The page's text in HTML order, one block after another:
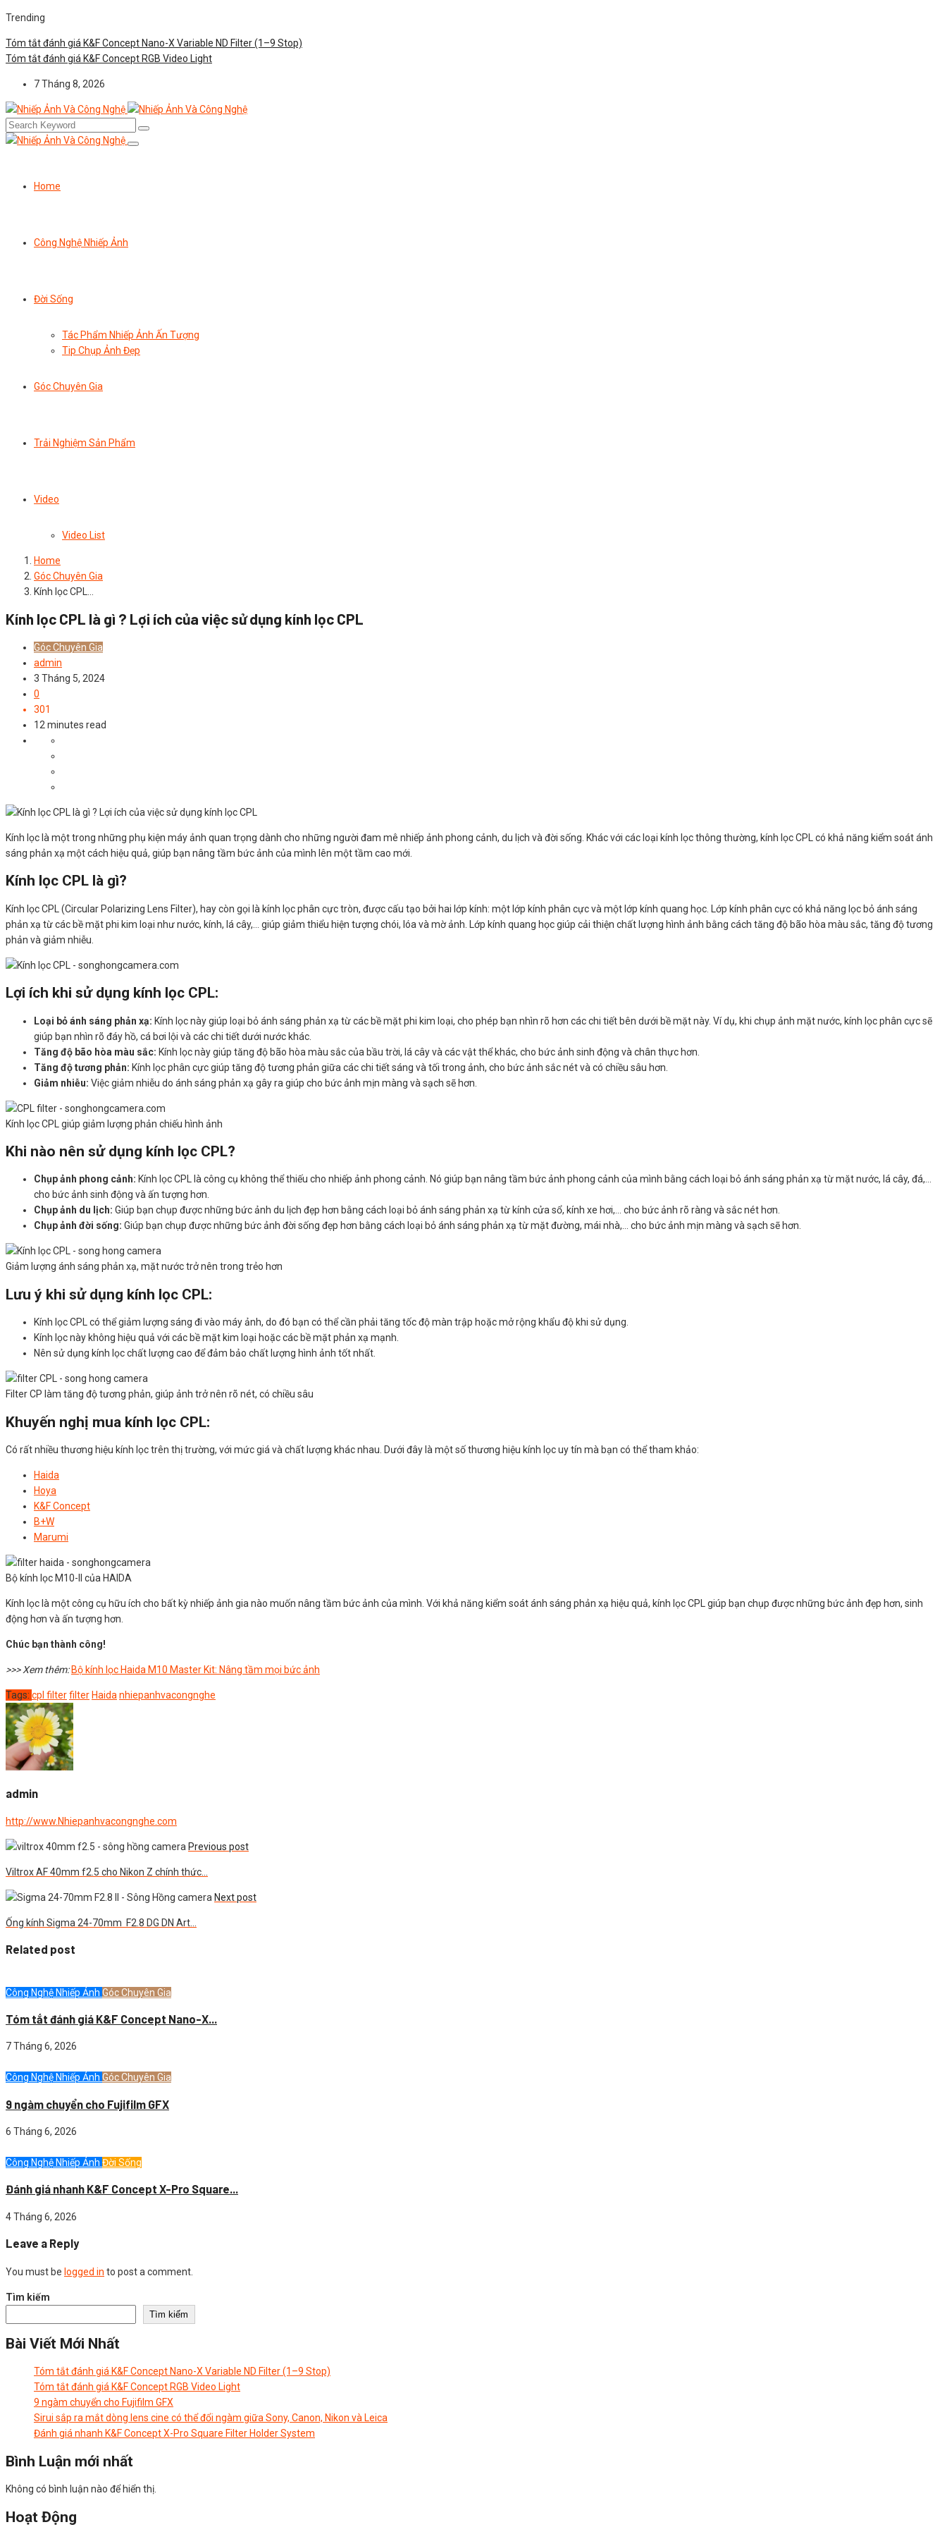
Trending
Tóm tắt đánh giá K&F Concept Nano-X Variable ND Filter (1–9 Stop)
Tóm tắt đánh giá K&F Concept RGB Video Light
7 Tháng 8, 2026
Home
Công Nghệ Nhiếp Ảnh
Đời Sống
Tác Phẩm Nhiếp Ảnh Ấn Tượng
Tip Chụp Ảnh Đẹp
Góc Chuyên Gia
Trải Nghiệm Sản Phẩm
Video
Video List
Home
Góc Chuyên Gia
Kính lọc CPL…
Kính lọc CPL là gì ? Lợi ích của việc sử dụng kính lọc CPL
Góc Chuyên Gia
admin
3 Tháng 5, 2024
0
301
12 minutes read
Kính lọc là một trong những phụ kiện máy ảnh quan trọng dành cho những người đam mê nhiếp ảnh phong cảnh, du lịch và đời sống. Khác với các loại kính lọc thông thường, kính lọc CPL có khả năng kiểm soát ánh
sáng phản xạ một cách hiệu quả, giúp bạn nâng tầm bức ảnh của mình lên một tầm cao mới.
Kính lọc CPL là gì?
Kính lọc CPL (Circular Polarizing Lens Filter), hay còn gọi là kính lọc phân cực tròn, được cấu tạo bởi hai lớp kính: một lớp kính phân cực và một lớp kính quang học. Lớp kính phân cực có khả năng lọc bỏ ánh sáng
phản xạ từ các bề mặt phi kim loại như nước, kính, lá cây,… giúp giảm thiểu hiện tượng chói, lóa và mờ ảnh. Lớp kính quang học giúp cải thiện chất lượng hình ảnh bằng cách tăng độ bão hòa màu sắc, tăng độ tương
phản và giảm nhiễu.
Lợi ích khi sử dụng kính lọc CPL:
Loại bỏ ánh sáng phản xạ: Kính lọc này giúp loại bỏ ánh sáng phản xạ từ các bề mặt phi kim loại, cho phép bạn nhìn rõ hơn các chi tiết bên dưới bề mặt này. Ví dụ, khi chụp ảnh mặt nước, kính lọc phân cực sẽ
giúp bạn nhìn rõ đáy hồ, cá bơi lội và các chi tiết dưới nước khác.
Tăng độ bão hòa màu sắc: Kính lọc này giúp tăng độ bão hòa màu sắc của bầu trời, lá cây và các vật thể khác, cho bức ảnh sinh động và chân thực hơn.
Tăng độ tương phản: Kính lọc phân cực giúp tăng độ tương phản giữa các chi tiết sáng và tối trong ảnh, cho bức ảnh sắc nét và có chiều sâu hơn.
Giảm nhiễu: Việc giảm nhiễu do ánh sáng phản xạ gây ra giúp cho bức ảnh mịn màng và sạch sẽ hơn.
Kính lọc CPL giúp giảm lượng phản chiếu hình ảnh
Khi nào nên sử dụng kính lọc CPL?
Chụp ảnh phong cảnh: Kính lọc CPL là công cụ không thể thiếu cho nhiếp ảnh phong cảnh. Nó giúp bạn nâng tầm bức ảnh phong cảnh của mình bằng cách loại bỏ ánh sáng phản xạ từ mặt nước, lá cây, đá,…
cho bức ảnh sinh động và ấn tượng hơn.
Chụp ảnh du lịch: Giúp bạn chụp được những bức ảnh du lịch đẹp hơn bằng cách loại bỏ ánh sáng phản xạ từ kính cửa sổ, kính xe hơi,… cho bức ảnh rõ ràng và sắc nét hơn.
Chụp ảnh đời sống: Giúp bạn chụp được những bức ảnh đời sống đẹp hơn bằng cách loại bỏ ánh sáng phản xạ từ mặt đường, mái nhà,… cho bức ảnh mịn màng và sạch sẽ hơn.
Giảm lượng ánh sáng phản xạ, mặt nước trở nên trong trẻo hơn
Lưu ý khi sử dụng kính lọc CPL:
Kính lọc CPL có thể giảm lượng sáng đi vào máy ảnh, do đó bạn có thể cần phải tăng tốc độ màn trập hoặc mở rộng khẩu độ khi sử dụng.
Kính lọc này không hiệu quả với các bề mặt kim loại hoặc các bề mặt phản xạ mạnh.
Nên sử dụng kính lọc chất lượng cao để đảm bảo chất lượng hình ảnh tốt nhất.
Filter CP làm tăng độ tương phản, giúp ảnh trở nên rõ nét, có chiều sâu
Khuyến nghị mua kính lọc CPL:
Có rất nhiều thương hiệu kính lọc trên thị trường, với mức giá và chất lượng khác nhau. Dưới đây là một số thương hiệu kính lọc uy tín mà bạn có thể tham khảo:
Haida
Hoya
K&F Concept
B+W
Marumi
Bộ kính lọc M10-II của HAIDA
Kính lọc là một công cụ hữu ích cho bất kỳ nhiếp ảnh gia nào muốn nâng tầm bức ảnh của mình. Với khả năng kiểm soát ánh sáng phản xạ hiệu quả, kính lọc CPL giúp bạn chụp được những bức ảnh đẹp hơn, sinh
động hơn và ấn tượng hơn.
Chúc bạn thành công!
>>> Xem thêm: Bộ kính lọc Haida M10 Master Kit: Nâng tầm mọi bức ảnh
Tags: cpl filterfilter Haida nhiepanhvacongnghe
admin
http://www.Nhiepanhvacongnghe.com
Previous post
Viltrox AF 40mm f2.5 cho Nikon Z chính thức…
Next post
Ống kính Sigma 24-70mm F2.8 DG DN Art…
Related post
Công Nghệ Nhiếp Ảnh Góc Chuyên Gia
Tóm tắt đánh giá K&F Concept Nano-X...
7 Tháng 6, 2026
Công Nghệ Nhiếp Ảnh Góc Chuyên Gia
9 ngàm chuyển cho Fujifilm GFX
6 Tháng 6, 2026
Công Nghệ Nhiếp Ảnh Đời Sống
Đánh giá nhanh K&F Concept X-Pro Square...
4 Tháng 6, 2026
Leave a Reply
You must be logged in to post a comment.
Tìm kiếm
Tìm kiếm
Bài Viết Mới Nhất
Tóm tắt đánh giá K&F Concept Nano-X Variable ND Filter (1–9 Stop)
Tóm tắt đánh giá K&F Concept RGB Video Light
9 ngàm chuyển cho Fujifilm GFX
Sirui sắp ra mắt dòng lens cine có thể đổi ngàm giữa Sony, Canon, Nikon và Leica
Đánh giá nhanh K&F Concept X-Pro Square Filter Holder System
Bình Luận mới nhất
Không có bình luận nào để hiển thị.
Hoạt Động